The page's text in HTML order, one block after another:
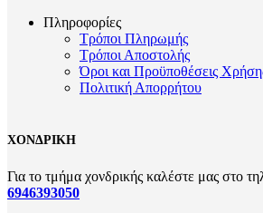
Πληροφορίες
Τρόποι Πληρωμής
Τρόποι Αποστολής
Όροι και Προϋποθέσεις
Πολιτική Απορρήτου
ΧΟΝΔΡΙΚΗ
Για το τμήμα χονδρικής καλέστε μας στο
6946393050